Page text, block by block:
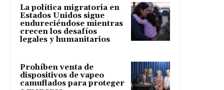
La política migratoria en
Estados Unidos sigue
endureciéndose mientras
crecen los desafíos
legales y humanitarios
Prohíben venta de
dispositivos de vapeo
camuflados para proteger